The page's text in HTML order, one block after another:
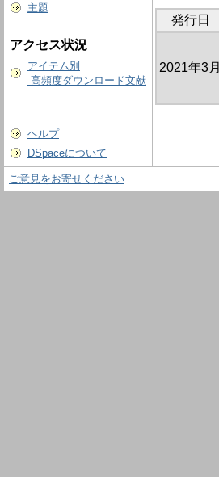
主題
アクセス状況
アイテム別
高頻度ダウンロード文献
ヘルプ
DSpaceについて
発行日
2021年3月
ご意見をお寄せください